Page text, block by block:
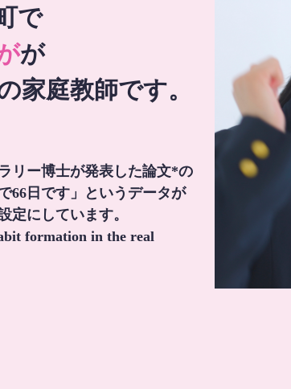
で
が
家庭教師です。
リー博士が発表した論文*の
66日です」というデータが
定にしています。
formation in the real